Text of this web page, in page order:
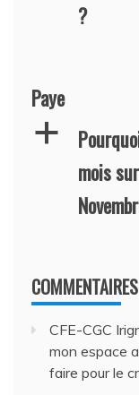
?
Paye
a
mois
CFE-CGC
mon espace
faire pour le